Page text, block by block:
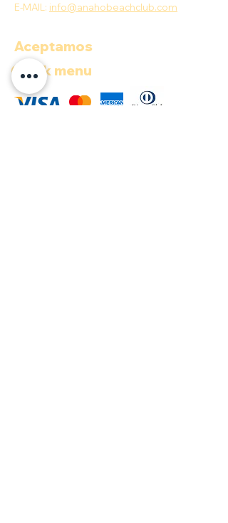
E-MAIL: info@anahobeachclub.com
Aceptamos
Quick menu